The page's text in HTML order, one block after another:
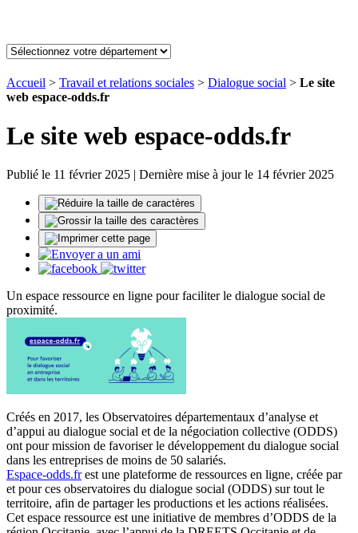
Accueil > Travail et relations sociales > Dialogue social > Le site
web espace-odds.fr
Le site web espace-odds.fr
Publié le 11 février 2025 | Dernière mise à jour le 14 février 2025
Un espace ressource en ligne pour faciliter le dialogue social de
proximité.
Créés en 2017, les Observatoires départementaux d’analyse et
d’appui au dialogue social et de la négociation collective (ODDS)
ont pour mission de favoriser le développement du dialogue social
dans les entreprises de moins de 50 salariés.
Espace-odds.frest une plateforme de ressources en ligne, créée par
et pour ces observatoires du dialogue social (ODDS) sur tout le
territoire, afin de partager les productions et les actions réalisées.
Cet espace ressource est une initiative de membres d’ODDS de la